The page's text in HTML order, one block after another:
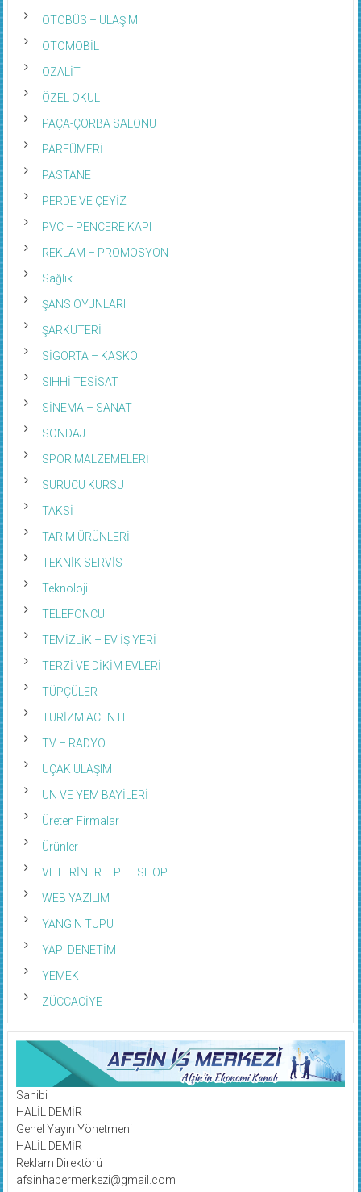
OTOBÜS – ULAŞIM
OTOMOBİL
OZALİT
ÖZEL OKUL
PAÇA-ÇORBA SALONU
PARFÜMERİ
PASTANE
PERDE VE ÇEYİZ
PVC – PENCERE KAPI
REKLAM – PROMOSYON
Sağlık
ŞANS OYUNLARI
ŞARKÜTERİ
SİGORTA – KASKO
SIHHİ TESİSAT
SİNEMA – SANAT
SONDAJ
SPOR MALZEMELERİ
SÜRÜCÜ KURSU
TAKSİ
TARIM ÜRÜNLERİ
TEKNİK SERVİS
Teknoloji
TELEFONCU
TEMİZLİK – EV İŞ YERİ
TERZİ VE DİKİM EVLERİ
TÜPÇÜLER
TURİZM ACENTE
TV – RADYO
UÇAK ULAŞIM
UN VE YEM BAYİLERİ
Üreten Firmalar
Ürünler
VETERİNER – PET SHOP
WEB YAZILIM
YANGIN TÜPÜ
YAPI DENETİM
YEMEK
ZÜCCACİYE
Sahibi
HALİL DEMİR
Genel Yayın Yönetmeni
HALİL DEMİR
Reklam Direktörü
afsinhabermerkezi@gmail.com